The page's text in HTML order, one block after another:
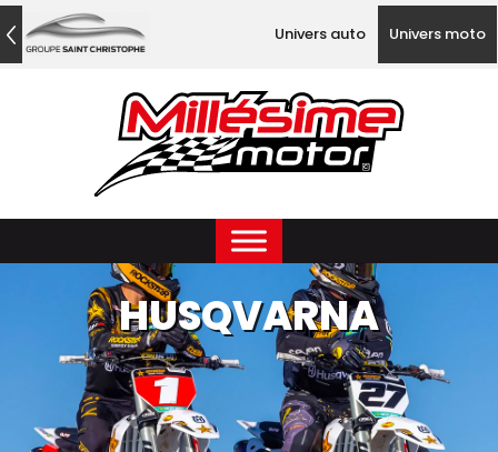
Univers auto Univers moto
HUSQVARNA